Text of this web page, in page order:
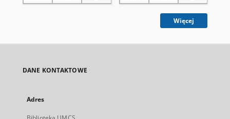
Więcej
DANE KONTAKTOWE
Adres